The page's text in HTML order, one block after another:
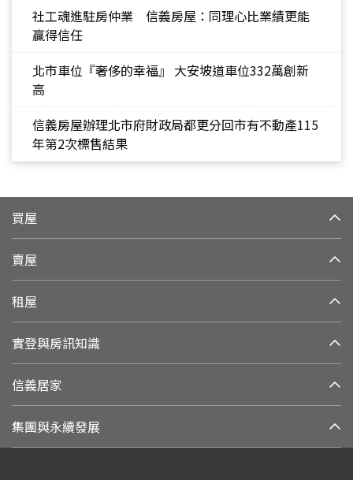
社工魂進駐房仲業 信義房屋：同理心比業績更能
贏得信任
北市車位『奢侈的幸福』 大安坡道車位332萬創新
高
信義房屋辦理北市府財政局都更分回市有不動產115
年第2次標售結果
買屋
賣屋
租屋
實登與房訊知識
信義居家
集團與永續發展